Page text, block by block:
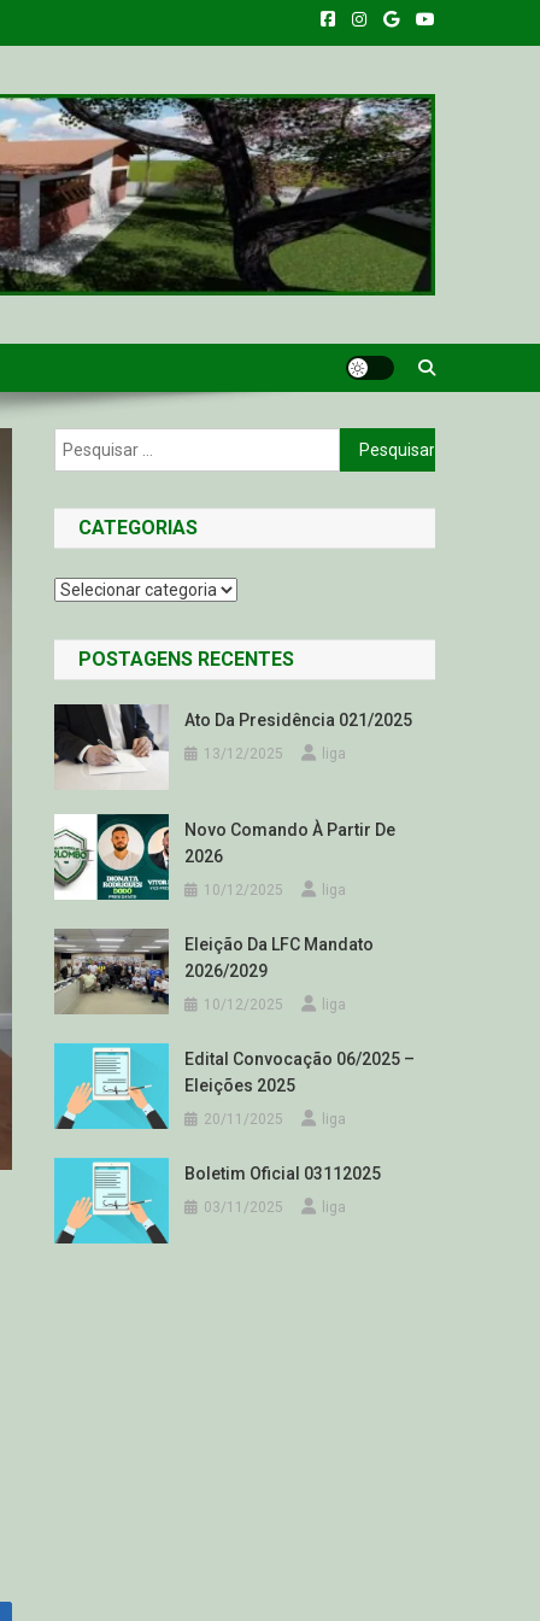
Pesquisar
por:
CATEGORIAS
Categorias
POSTAGENS RECENTES
Ato Da Presidência 021/2025
13/12/2025 liga
Novo Comando À Partir De
2026
10/12/2025 liga
Eleição Da LFC Mandato
2026/2029
10/12/2025 liga
Edital Convocação 06/2025 –
Eleições 2025
20/11/2025 liga
Boletim Oficial 03112025
03/11/2025 liga